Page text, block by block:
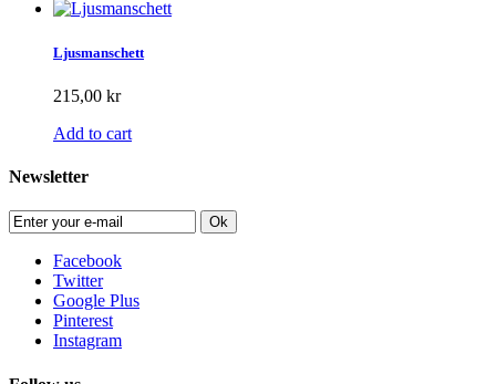
Ljusmanschett
215,00 kr
Add to cart
Newsletter
Ok
Facebook
Twitter
Google Plus
Pinterest
Instagram